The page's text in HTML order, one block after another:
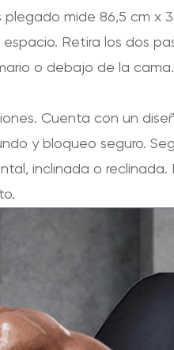
mide 86,5 cm x
Retira los dos
o debajo de la cama.
Cuenta con un
y bloqueo seguro.
inclinada o